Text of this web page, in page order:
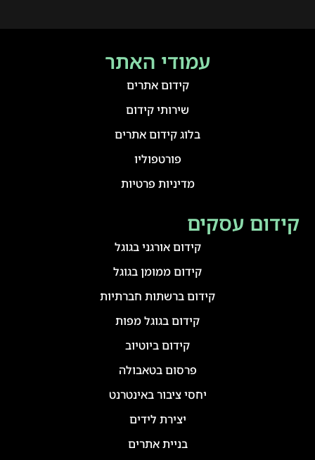
קידום עסקים
קידום אורגני בגוגל
קידום ממומן בגוגל
קידום ברשתות חברתיות
קידום בגוגל מפות
קידום ביוטיוב
פרסום בטאבולה
יחסי ציבור באינטרנט
יצירת לידים
בניית אתרים
עמודי האתר
קידום אתרים
שירותי קידום
בלוג קידום אתרים
פורטפוליו
מדיניות פרטיות